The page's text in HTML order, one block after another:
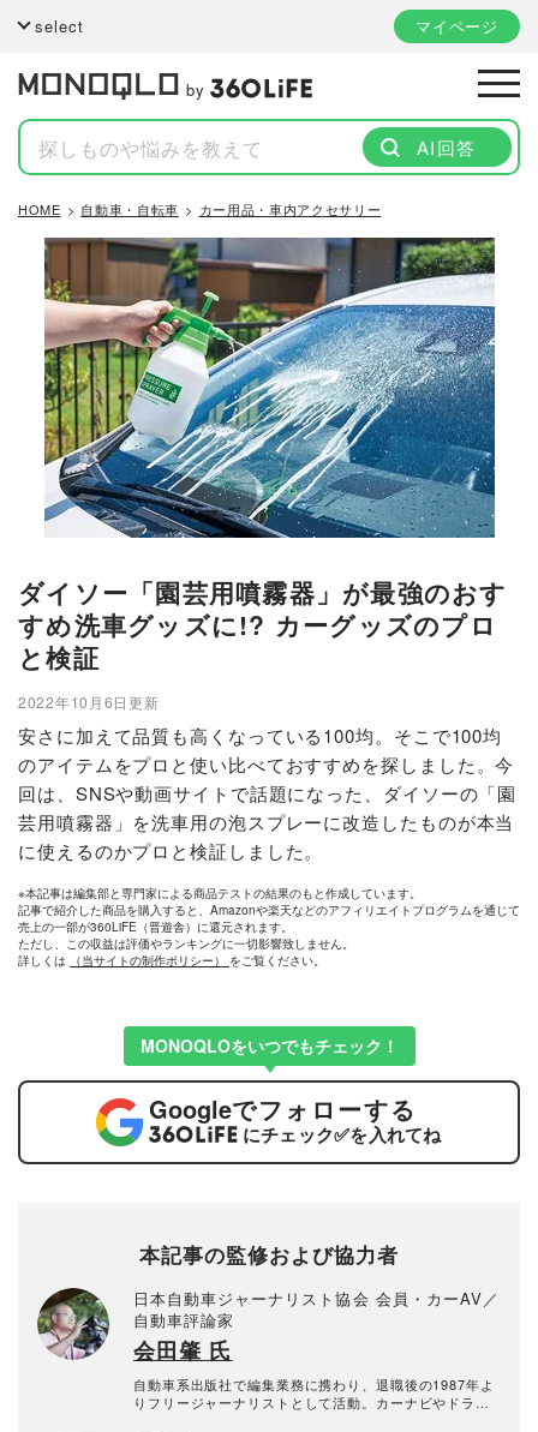
select マイページ
by
AI回答
HOME 自動車・自転車 カー用品・車内アクセサリー
ダイソー「園芸用噴霧器」が最強のおす
すめ洗車グッズに!? カーグッズのプロ
と検証
2022年10月6日更新
安さに加えて品質も高くなっている100均。そこで100均
のアイテムをプロと使い比べておすすめを探しました。今
回は、SNSや動画サイトで話題になった、ダイソーの「園
芸用噴霧器」を洗車用の泡スプレーに改造したものが本当
に使えるのかプロと検証しました。
※本記事は編集部と専門家による商品テストの結果のもと作成しています。
記事で紹介した商品を購入すると、Amazonや楽天などのアフィリエイトプログラムを通じて
売上の一部が360LiFE（晋遊舎）に還元されます。
ただし、この収益は評価やランキングに一切影響致しません。
詳しくは
（当サイトの制作ポリシー） をご覧ください。
MONOQLOをいつでもチェック！
Googleでフォローする
にチェック✅を入れてね
本記事の監修および協力者
日本自動車ジャーナリスト協会 会員・カーAV／
自動車評論家
会田肇 氏
自動車系出版社で編集業務に携わり、退職後の1987年よ
りフリージャーナリストとして活動。カーナビやドライ